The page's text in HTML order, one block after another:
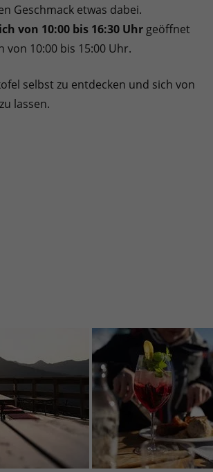
Geschmack etwas dabei.
von 10:00 bis 16:30 Uhr geöffnet
10:00 bis 15:00 Uhr.
selbst zu entdecken und sich von
lassen.